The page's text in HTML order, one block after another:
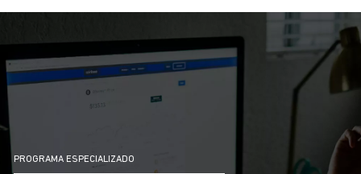
LA
PROGRAMA ESPECIALIZADO